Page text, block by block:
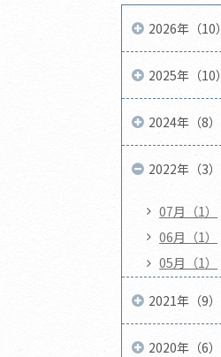
2026年（10）
2025年（10）
2024年（8）
2022年（3）
07月（1）
06月（1）
05月（1）
2021年（9）
2020年（6）